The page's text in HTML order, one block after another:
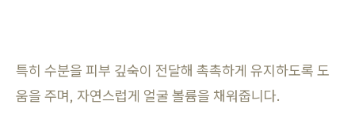
특히 수분을 피부 깊숙이 전달해 촉촉하게 유지하도록 도
움을 주며, 자연스럽게 얼굴 볼륨을 채워줍니다.